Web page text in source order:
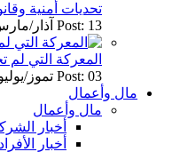
تحديات أمنية
Post: 13 آذار/مارس 2019
المعركة التي لم
Post: 03 تموز/يوليو 2017
مال وأعمال
مال وأعمال
أخبار
أخبار الأفراد